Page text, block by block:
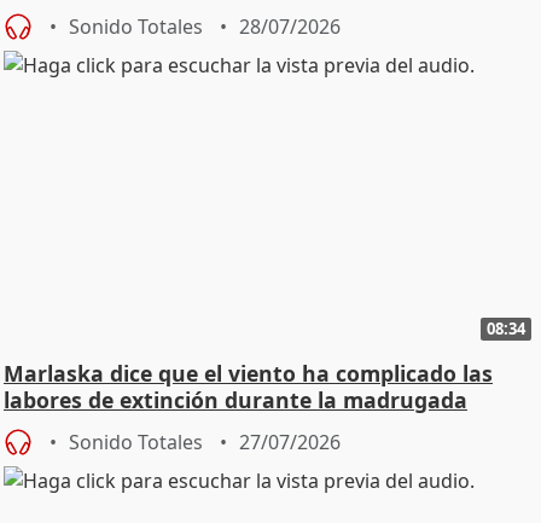
Sonido Totales 28/07/2026
08:34
Marlaska dice que el viento ha complicado las
labores de extinción durante la madrugada
Sonido Totales 27/07/2026